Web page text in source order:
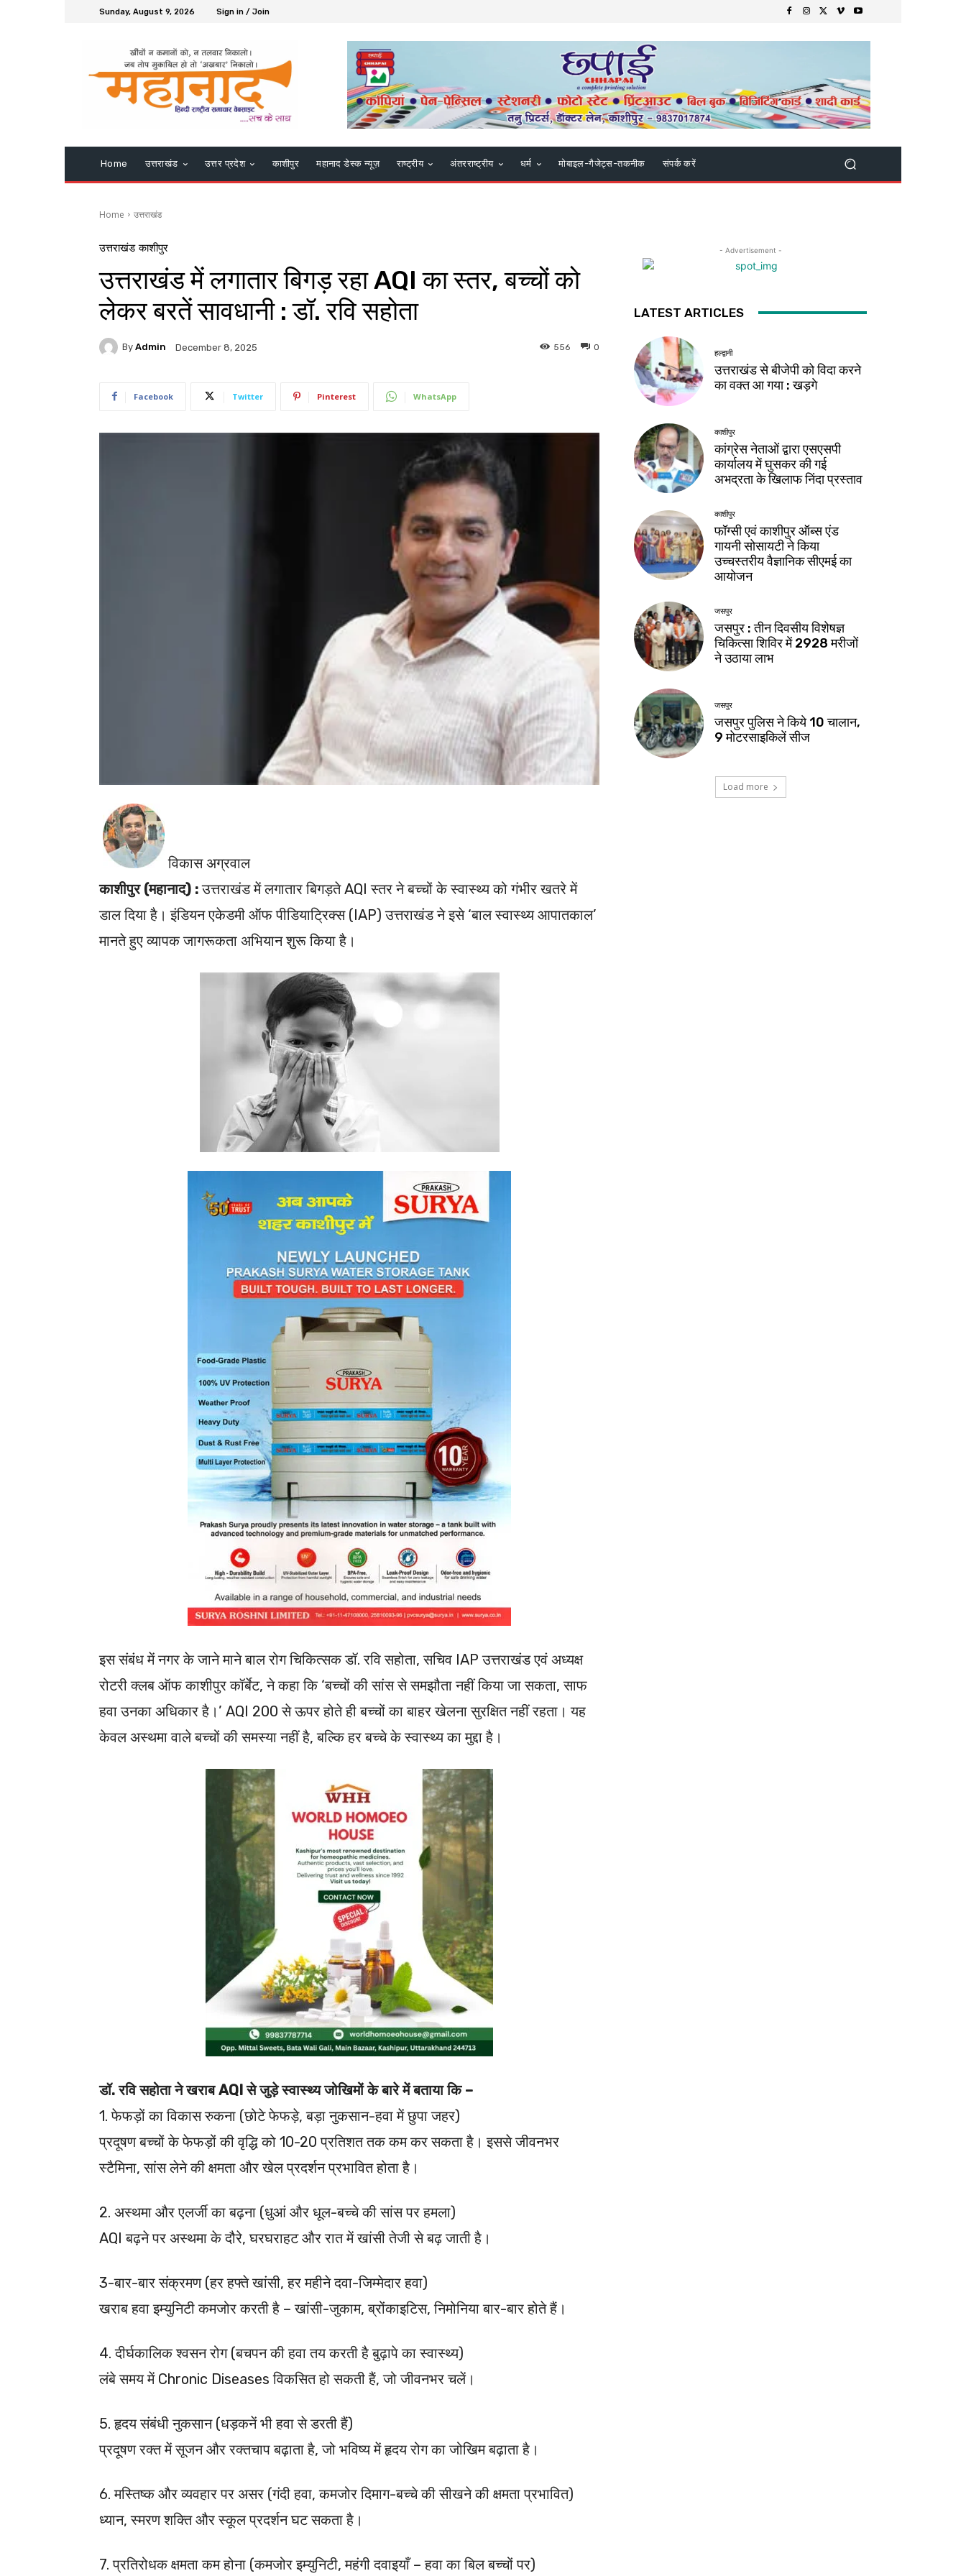
Sunday, August 9, 2026 Sign in / Join
Home उत्तराखंड उत्तर प्रदेश काशीपुर महानाद डेस्क न्यूज़ राष्ट्रीय अंतरराष्ट्रीय धर्म मोबाइल-गैजेट्स-तकनीक संपर्क करें
Home उत्तराखंड
उत्तराखंड काशीपुर
उत्तराखंड में लगातार बिगड़ रहा AQI का स्तर, बच्चों को
लेकर बरतें सावधानी : डॉ. रवि सहोता
By Admin December 8, 2025 0
556
Facebook Twitter Pinterest WhatsApp
विकास अग्रवाल
काशीपुर (महानाद) :उत्तराखंड में लगातार बिगड़ते AQI स्तर ने बच्चों के स्वास्थ्य को गंभीर खतरे में
डाल दिया है। इंडियन एकेडमी ऑफ पीडियाट्रिक्स (IAP) उत्तराखंड ने इसे ‘बाल स्वास्थ्य आपातकाल’
मानते हुए व्यापक जागरूकता अभियान शुरू किया है।
इस संबंध में नगर के जाने माने बाल रोग चिकित्सक डॉ. रवि सहोता, सचिव IAP उत्तराखंड एवं अध्यक्ष
रोटरी क्लब ऑफ काशीपुर कॉर्बेट, ने कहा कि ‘बच्चों की सांस से समझौता नहीं किया जा सकता, साफ
हवा उनका अधिकार है।’ AQI 200 से ऊपर होते ही बच्चों का बाहर खेलना सुरक्षित नहीं रहता। यह
केवल अस्थमा वाले बच्चों की समस्या नहीं है, बल्कि हर बच्चे के स्वास्थ्य का मुद्दा है।
डॉ. रवि सहोता ने खराब AQI से जुड़े स्वास्थ्य जोखिमों के बारे में बताया कि –
1. फेफड़ों का विकास रुकना (छोटे फेफड़े, बड़ा नुकसान-हवा में छुपा जहर)
प्रदूषण बच्चों के फेफड़ों की वृद्धि को 10-20 प्रतिशत तक कम कर सकता है। इससे जीवनभर
स्टैमिना, सांस लेने की क्षमता और खेल प्रदर्शन प्रभावित होता है।
2. अस्थमा और एलर्जी का बढ़ना (धुआं और धूल-बच्चे की सांस पर हमला)
AQI बढ़ने पर अस्थमा के दौरे, घरघराहट और रात में खांसी तेजी से बढ़ जाती है।
3-बार-बार संक्रमण (हर हफ्ते खांसी, हर महीने दवा-जिम्मेदार हवा)
खराब हवा इम्युनिटी कमजोर करती है – खांसी-जुकाम, ब्रोंकाइटिस, निमोनिया बार-बार होते हैं।
4. दीर्घकालिक श्वसन रोग (बचपन की हवा तय करती है बुढ़ापे का स्वास्थ्य)
लंबे समय में Chronic Diseases विकसित हो सकती हैं, जो जीवनभर चलें।
5. हृदय संबंधी नुकसान (धड़कनें भी हवा से डरती हैं)
प्रदूषण रक्त में सूजन और रक्तचाप बढ़ाता है, जो भविष्य में हृदय रोग का जोखिम बढ़ाता है।
6. मस्तिष्क और व्यवहार पर असर (गंदी हवा, कमजोर दिमाग-बच्चे की सीखने की क्षमता प्रभावित)
ध्यान, स्मरण शक्ति और स्कूल प्रदर्शन घट सकता है।
7. प्रतिरोधक क्षमता कम होना (कमजोर इम्युनिटी, महंगी दवाइयाँ – हवा का बिल बच्चों पर)
- Advertisement -
LATEST ARTICLES
हल्द्वानी
उत्तराखंड से बीजेपी को विदा करने
का वक्त आ गया : खड़गे
काशीपुर
कांग्रेस नेताओं द्वारा एसएसपी
कार्यालय में घुसकर की गई
अभद्रता के खिलाफ निंदा प्रस्ताव
काशीपुर
फॉग्सी एवं काशीपुर ऑब्स एंड
गायनी सोसायटी ने किया
उच्चस्तरीय वैज्ञानिक सीएमई का
आयोजन
जसपुर
जसपुर : तीन दिवसीय विशेषज्ञ
चिकित्सा शिविर में 2928 मरीजों
ने उठाया लाभ
जसपुर
जसपुर पुलिस ने किये 10 चालान,
9 मोटरसाइकिलें सीज
Load more